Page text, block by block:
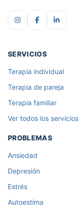
SERVICIOS
Terapia individual
Terapia de pareja
Terapia familiar
Ver todos los servicios
PROBLEMAS
Ansiedad
Depresión
Estrés
Autoestima